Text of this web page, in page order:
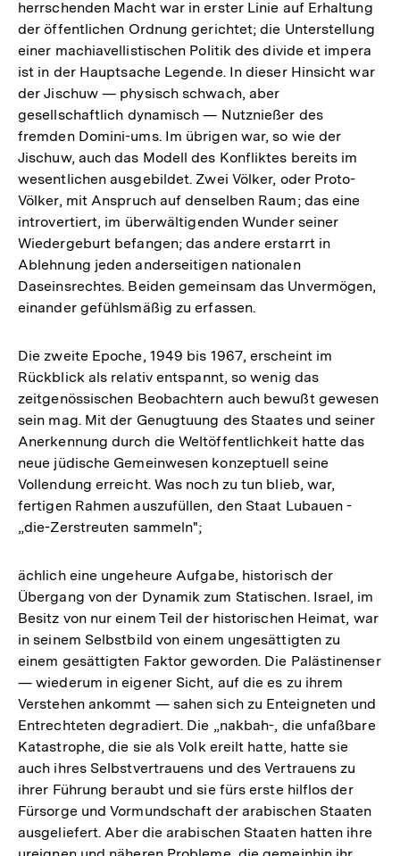
herrschenden Macht war in erster Linie auf Erhaltung
der öffentlichen Ordnung gerichtet; die Unterstellung
einer machiavellistischen Politik des divide et impera
ist in der Hauptsache Legende. In dieser Hinsicht war
der Jischuw — physisch schwach, aber
gesellschaftlich dynamisch — Nutznießer des
fremden Domini-ums. Im übrigen war, so wie der
Jischuw, auch das Modell des Konfliktes bereits im
wesentlichen ausgebildet. Zwei Völker, oder Proto-
Völker, mit Anspruch auf denselben Raum; das eine
introvertiert, im überwältigenden Wunder seiner
Wiedergeburt befangen; das andere erstarrt in
Ablehnung jeden anderseitigen nationalen
Daseinsrechtes. Beiden gemeinsam das Unvermögen,
einander gefühlsmäßig zu erfassen.
Die zweite Epoche, 1949 bis 1967, erscheint im
Rückblick als relativ entspannt, so wenig das
zeitgenössischen Beobachtern auch bewußt gewesen
sein mag. Mit der Genugtuung des Staates und seiner
Anerkennung durch die Weltöffentlichkeit hatte das
neue jüdische Gemeinwesen konzeptuell seine
Vollendung erreicht. Was noch zu tun blieb, war,
fertigen Rahmen auszufüllen, den Staat Lubauen -
„die-Zerstreuten sammeln";
ächlich eine ungeheure Aufgabe, historisch der
Übergang von der Dynamik zum Statischen. Israel, im
Besitz von nur einem Teil der historischen Heimat, war
in seinem Selbstbild von einem ungesättigten zu
einem gesättigten Faktor geworden. Die Palästinenser
— wiederum in eigener Sicht, auf die es zu ihrem
Verstehen ankommt — sahen sich zu Enteigneten und
Entrechteten degradiert. Die „nakbah-, die unfaßbare
Katastrophe, die sie als Volk ereilt hatte, hatte sie
auch ihres Selbstvertrauens und des Vertrauens zu
ihrer Führung beraubt und sie fürs erste hilflos der
Fürsorge und Vormundschaft der arabischen Staaten
ausgeliefert. Aber die arabischen Staaten hatten ihre